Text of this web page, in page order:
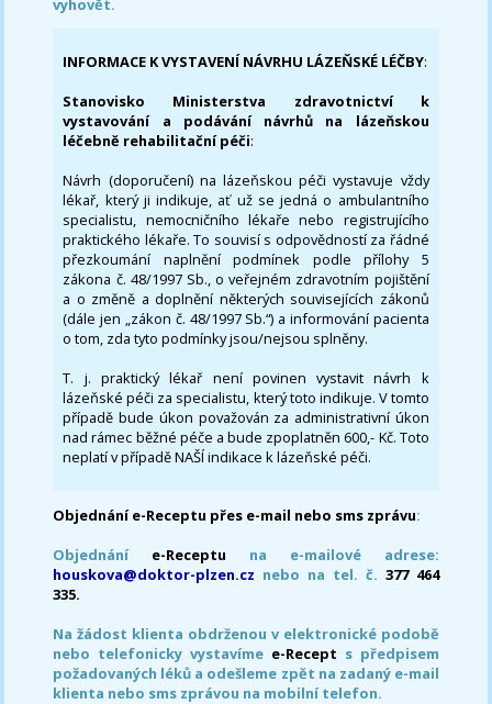
vyhovět.
INFORMACE K VYSTAVENÍ NÁVRHU LÁZEŇSKÉ LÉČBY:
Stanovisko Ministerstva zdravotnictví k
vystavování a podávání návrhů na lázeňskou
léčebně rehabilitační péči:
Návrh (doporučení) na lázeňskou péči vystavuje vždy
lékař, který ji indikuje, ať už se jedná o ambulantního
specialistu, nemocničního lékaře nebo registrujícího
praktického lékaře. To souvisí s odpovědností za řádné
přezkoumání naplnění podmínek podle přílohy 5
zákona č. 48/1997 Sb., o veřejném zdravotním pojištění
a o změně a doplnění některých souvisejících zákonů
(dále jen „zákon č. 48/1997 Sb.“) a informování pacienta
o tom, zda tyto podmínky jsou/nejsou splněny.
T. j. praktický lékař není povinen vystavit návrh k
lázeňské péči za specialistu, který toto indikuje. V tomto
případě bude úkon považován za administrativní úkon
nad rámec běžné péče a bude zpoplatněn 600,- Kč. Toto
neplatí v případě NAŠÍ indikace k lázeňské péči.
Objednání e-Receptu přes e-mail nebo sms zprávu:
Objednání e-Receptu na e-mailové adrese:
houskova@doktor-plzen.cz nebo na tel. č. 377 464
335.
Na žádost klienta obdrženou v elektronické podobě
nebo telefonicky vystavíme e-Recept s předpisem
požadovaných léků a odešleme zpět na zadaný e-mail
klienta nebo sms zprávou na mobilní telefon.